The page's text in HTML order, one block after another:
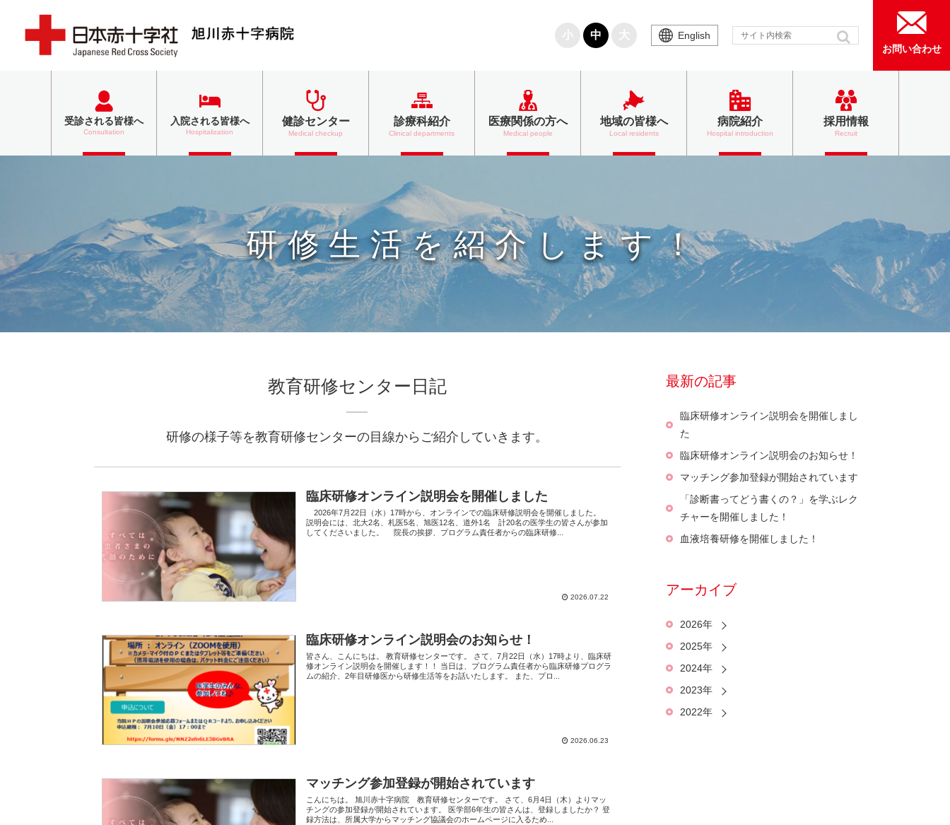
中
English
お問い合わせ
受診される皆様へ
Consultation
入院される皆様へ
Hospitalization
健診センター
Medical checkup
診療科紹介
Clinical departments
医療関係の方へ
Medical people
地域の皆様へ
Local residents
病院紹介
Hospital introduction
採用情報
Recruit
研修生活を紹介します！
教育研修センター日記
研修の様子等を教育研修センターの目線からご紹介していきます。
臨床研修オンライン説明会を開催しました
2026年7月22日（水）17時から、オンラインでの臨床研修説明会を開催しました。
説明会には、北大2名、札医5名、旭医12名、道外1名 計20名の医学生の皆さんが参加
してくださいました。 院長の挨拶、プログラム責任者からの臨床研修...
2026.07.22
臨床研修オンライン説明会のお知らせ！
皆さん、こんにちは。 教育研修センターです。 さて、7月22日（水）17時より、臨床研
修オンライン説明会を開催します！！ 当日は、プログラム責任者から臨床研修プログラ
ムの紹介、2年目研修医から研修生活等をお話いたします。 また、プロ...
2026.06.23
マッチング参加登録が開始されています
こんにちは。 旭川赤十字病院 教育研修センターです。 さて、6月4日（木）よりマッ
チングの参加登録が開始されています。 医学部6年生の皆さんは、登録しましたか？ 登
録方法は、所属大学からマッチング協議会のホームページに入るため...
最新の記事
臨床研修オンライン説明会を開催しまし
た
臨床研修オンライン説明会のお知らせ！
マッチング参加登録が開始されています
「診断書ってどう書くの？」を学ぶレク
チャーを開催しました！
血液培養研修を開催しました！
アーカイブ
2026年
2025年
2024年
2023年
2022年